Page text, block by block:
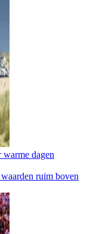
dagen
ruim boven